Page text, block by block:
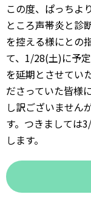
この度、ぱっちよ
ところ声帯炎と診
を控える様にとの
て、1/28(土)に予
を延期とさせてい
ださっていた皆様
し訳ございません
す。つきましては
します。